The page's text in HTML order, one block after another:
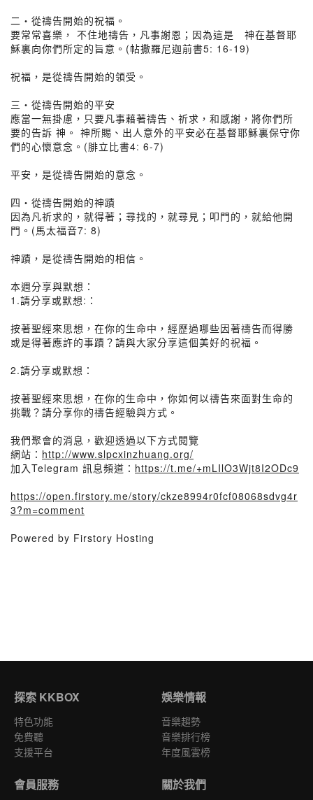
二・從禱告開始的祝福。
要常常喜樂， 不住地禱告，凡事謝恩；因為這是 神在基督耶
穌裏向你們所定的旨意。(帖撒羅尼迦前書5: 16-19)
祝福，是從禱告開始的領受。
三・從禱告開始的平安
應當一無掛慮，只要凡事藉著禱告、祈求，和感謝，將你們所
要的告訴 神。 神所賜、出人意外的平安必在基督耶穌裏保守你
們的心懷意念。(腓立比書4: 6-7)
平安，是從禱告開始的意念。
四・從禱告開始的神蹟
因為凡祈求的，就得著；尋找的，就尋見；叩門的，就給他開
門。(馬太福音7: 8)
神蹟，是從禱告開始的相信。
本週分享與默想：
1.請分享或默想:：
按著聖經來思想，在你的生命中，經歷過哪些因著禱告而得勝
或是得著應許的事蹟？請與大家分享這個美好的祝福。
2.請分享或默想：
按著聖經來思想，在你的生命中，你如何以禱告來面對生命的
挑戰？請分享你的禱告經驗與方式。
我們聚會的消息，歡迎透過以下方式閱覽
網站： http://www.slpcxinzhuang.org/
加入Telegram 訊息頻道： https://t.me/+mLIlO3Wjt8I2ODc9
https://open.firstory.me/story/ckze8994r0fcf08068sdvg4r
3?m=comment
Powered by Firstory Hosting
探索 KKBOX
特色功能
免費聽
支援平台
娛樂情報
音樂趨勢
音樂排行榜
年度風雲榜
會員服務 關於我們